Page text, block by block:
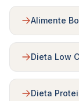
Alimente
Dieta Low
Dieta